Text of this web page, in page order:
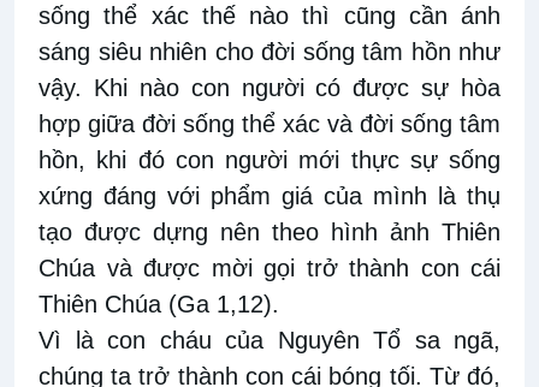
sống thể xác thế nào thì cũng cần ánh
sáng siêu nhiên cho đời sống tâm hồn như
vậy. Khi nào con người có được sự hòa
hợp giữa đời sống thể xác và đời sống tâm
hồn, khi đó con người mới thực sự sống
xứng đáng với phẩm giá của mình là thụ
tạo được dựng nên theo hình ảnh Thiên
Chúa và được mời gọi trở thành con cái
Thiên Chúa (Ga 1,12).
Vì là con cháu của Nguyên Tổ sa ngã,
chúng ta trở thành con cái bóng tối. Từ đó,